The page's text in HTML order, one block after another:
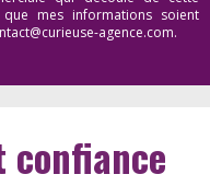
mes informations soient
agence.com.